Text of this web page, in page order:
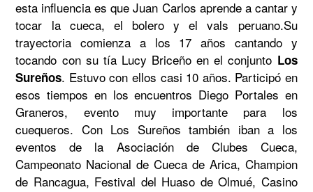
esta influencia es que Juan Carlos aprende a cantar y
tocar la cueca, el bolero y el vals peruano.Su
trayectoria comienza a los 17 años cantando y
tocando con su tía Lucy Briceño en el conjunto Los
Sureños. Estuvo con ellos casi 10 años. Participó en
esos tiempos en los encuentros Diego Portales en
Graneros, evento muy importante para los
cuequeros. Con Los Sureños también iban a los
eventos de la Asociación de Clubes Cueca,
Campeonato Nacional de Cueca de Arica, Champion
de Rancagua, Festival del Huaso de Olmué, Casino